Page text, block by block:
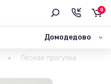
Домодедово
0
Лесная прогулка